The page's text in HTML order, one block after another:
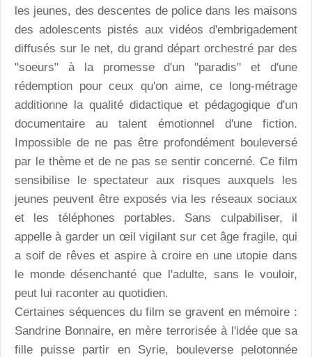
les jeunes, des descentes de police dans les maisons
des adolescents pistés aux vidéos d'embrigadement
diffusés sur le net, du grand départ orchestré par des
"soeurs" à la promesse d'un "paradis" et d'une
rédemption pour ceux qu'on aime, ce long-métrage
additionne la qualité didactique et pédagogique d'un
documentaire au talent émotionnel d'une fiction.
Impossible de ne pas être profondément bouleversé
par le thème et de ne pas se sentir concerné. Ce film
sensibilise le spectateur aux risques auxquels les
jeunes peuvent être exposés via les réseaux sociaux
et les téléphones portables. Sans culpabiliser, il
appelle à garder un œil vigilant sur cet âge fragile, qui
a soif de rêves et aspire à croire en une utopie dans
le monde désenchanté que l'adulte, sans le vouloir,
peut lui raconter au quotidien.
Certaines séquences du film se gravent en mémoire :
Sandrine Bonnaire, en mère terrorisée à l'idée que sa
fille puisse partir en Syrie, bouleverse pelotonnée